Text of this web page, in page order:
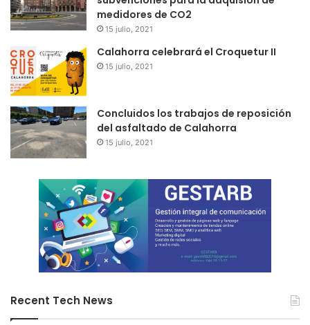
medidores de CO2
15 julio, 2021
Calahorra celebrará el Croquetur II
15 julio, 2021
Concluidos los trabajos de reposición
del asfaltado de Calahorra
15 julio, 2021
Recent Tech News